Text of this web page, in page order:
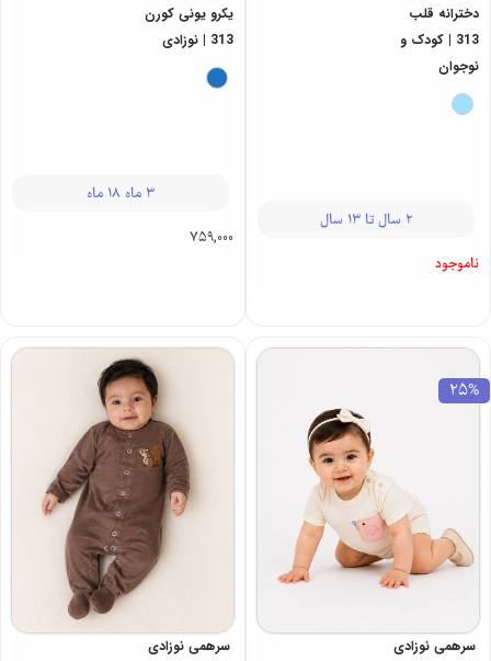
دخترانه قلب
313 | کودک و
نوجوان
2 سال تا 13 سال
ناموجود
یکرو یونی کورن
313 | نوزادی
3 ماه 18 ماه
759,000
25%
سرهمی نوزادی
سرهمی نوزادی